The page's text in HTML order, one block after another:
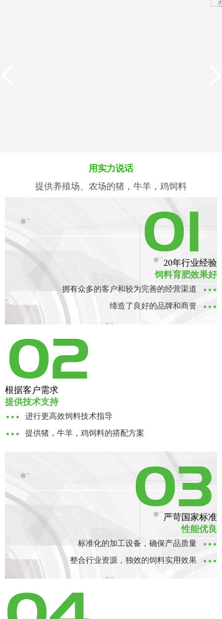
用实力说话
提供养殖场、农场的猪，牛羊，鸡饲料
20年行业经验
饲料育肥效果好
拥有众多的客户和较为完善的经营渠道
缔造了良好的品牌和商誉
根据客户需求
提供技术支持
进行更高效饲料技术指导
提供猪，牛羊，鸡饲料的搭配方案
严苛国家标准
性能优良
标准化的加工设备，确保产品质量
整合行业资源，独效的饲料实用效果